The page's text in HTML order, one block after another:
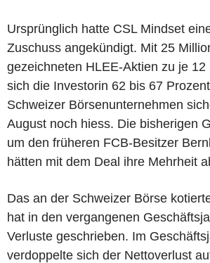
Ursprünglich hatte CSL Mindset
Zuschuss angekündigt. Mit 25
gezeichneten HLEE-Aktien zu je
sich die Investorin 62 bis 67
Schweizer Börsenunternehmen
August noch hiess. Die bisherigen
um den früheren FCB-Besitzer
hätten mit dem Deal ihre Mehrheit
Das an der Schweizer Börse
hat in den vergangenen
Verluste geschrieben. Im
verdoppelte sich der Nettoverlust